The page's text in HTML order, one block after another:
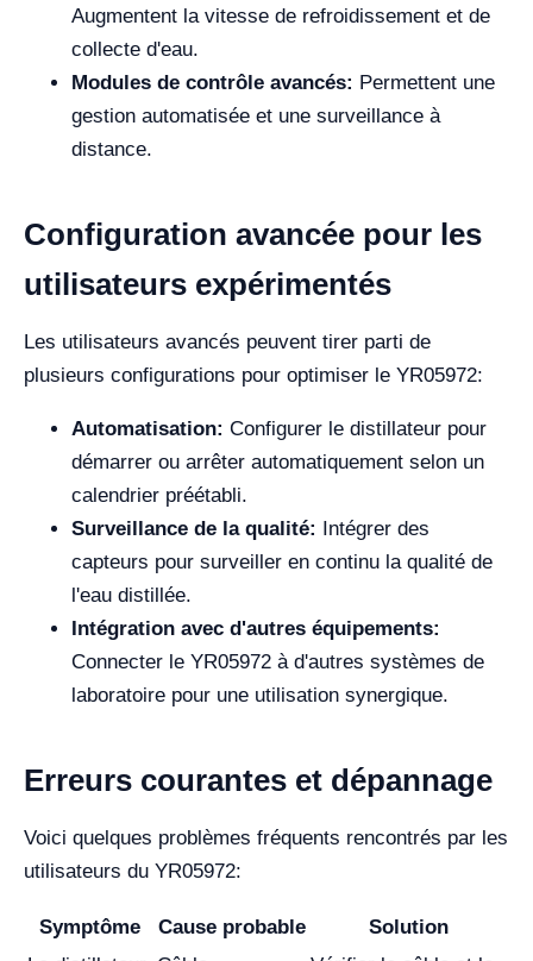
Augmentent la vitesse de refroidissement et de
collecte d'eau.
Modules de contrôle avancés: Permettent une
gestion automatisée et une surveillance à
distance.
Configuration avancée pour les
utilisateurs expérimentés
Les utilisateurs avancés peuvent tirer parti de
plusieurs configurations pour optimiser le YR05972:
Automatisation: Configurer le distillateur pour
démarrer ou arrêter automatiquement selon un
calendrier préétabli.
Surveillance de la qualité: Intégrer des
capteurs pour surveiller en continu la qualité de
l'eau distillée.
Intégration avec d'autres équipements:
Connecter le YR05972 à d'autres systèmes de
laboratoire pour une utilisation synergique.
Erreurs courantes et dépannage
Voici quelques problèmes fréquents rencontrés par les
utilisateurs du YR05972:
Symptôme Cause probable
Solution